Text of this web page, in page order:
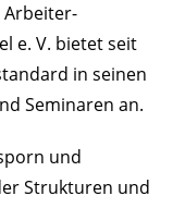
Arbeiter-
e. V. bietet seit
in seinen
Seminaren an.
und
Strukturen und